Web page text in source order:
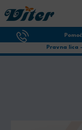
Pravna lica